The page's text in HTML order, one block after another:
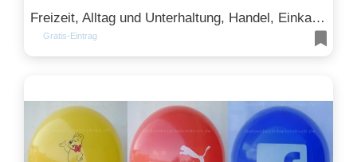
Freizeit, Alltag und Unterhaltung, Handel, Einkaufen und Sparen, Kunst, Kultur und Design, Ernährung, Lebensmittel und Genuss, Mode, Bekleidung und Kosmetik und Tourismus und Gastronomie
Gratis-Eintrag